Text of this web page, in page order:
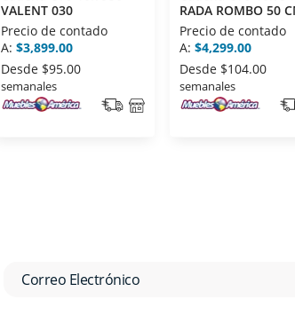
VALENT 030
Precio de contado
A: $3,899.00
Desde $95.00
semanales
RADA ROMBO 50
Precio de contado
A: $4,299.00
Desde $104.00
semanales